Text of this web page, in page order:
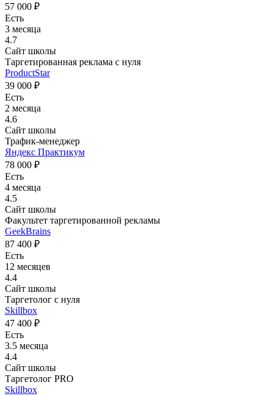
57 000 ₽
Есть
3 месяца
4.7
Сайт школы
Таргетированная реклама с нуля
ProductStar
39 000 ₽
Есть
2 месяца
4.6
Сайт школы
Трафик-менеджер
Яндекс Практикум
78 000 ₽
Есть
4 месяца
4.5
Сайт школы
Факультет таргетированной рекламы
GeekBrains
87 400 ₽
Есть
12 месяцев
4.4
Сайт школы
Таргетолог с нуля
Skillbox
47 400 ₽
Есть
3.5 месяца
4.4
Сайт школы
Таргетолог PRO
Skillbox